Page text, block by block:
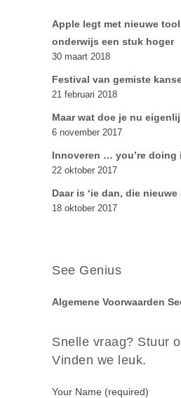
Apple legt met nieuwe
onderwijs een stuk hoger
30 maart 2018
Festival van gemiste
21 februari 2018
Maar wat doe je nu
6 november 2017
Innoveren … you’re doing
22 oktober 2017
Daar is ‘ie dan, die nieuwe
18 oktober 2017
See Genius
Algemene Voorwaarden
Snelle vraag? Stuur
Vinden we leuk.
Your Name (required)